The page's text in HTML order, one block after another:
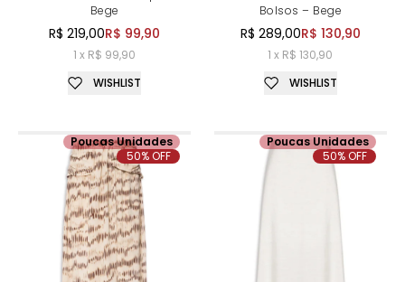
Bege
R$ 219,00R$ 99,90
1 x R$ 99,90
WISHLIST
Bolsos – Bege
R$ 289,00R$ 130,90
1 x R$ 130,90
WISHLIST
Poucas Unidades
50% OFF
Poucas Unidades
50% OFF